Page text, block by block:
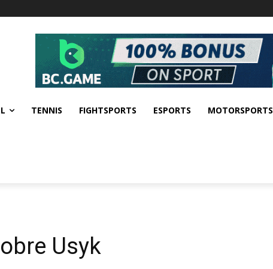
TENNIS FIGHTSPORTS ESPORTS MOTORSPORTS
Usyk